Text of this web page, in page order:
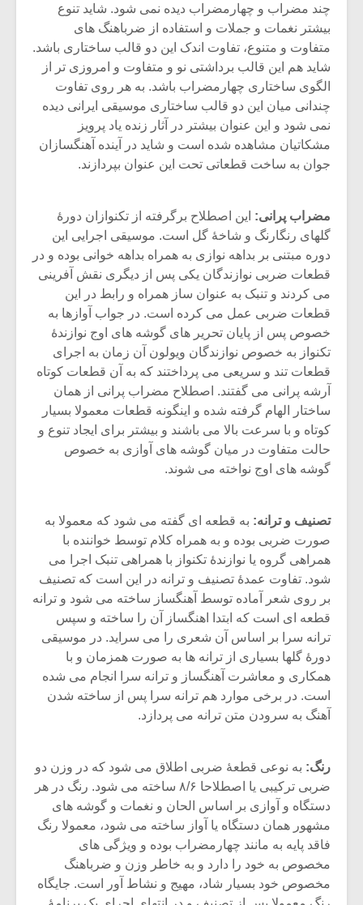
چند مضراب و چهارمضراب دیده نمی شود. شاید تنوع
بیشتر نغمات و جملات و استفاده از ضرباهنگ های
متفاوت و متنوع، تفاوت اندک این دو قالب ساختاری باشد.
شاید هم این قالب برداشتی نو و متفاوت و امروزی تر از
الگوی ساختاری چهارمضراب باشد. به هر روی تفاوت
چندانی میان این دو قالب ساختاری موسیقی ایرانی دیده
نمی شود و این عنوان بیشتر در آثار زنده یاد پرویز
مشکاتیان مشاهده شده است و شاید در آینده آهنگسازان
جوان به ساخت قطعاتی تحت این عنوان بپردازند.
مضراب پرانی: این اصطلاح برگرفته از تکنوازان دورۀ
گلهای رنگارنگ و شاخۀ گل است. موسیقی اجرایی این
دوره مبتنی بر بداهه نوازی به همراه بداهه خوانی بوده و در
قطعات ضربی نوازندگان یکی پس از دیگری نقش آفرینی
می کردند و تنبک به عنوان ساز همراه و رابط در این
قطعات ضربی عمل می کرده است. در جواب آوازها به
خصوص پس از پایان تحریر های گوشه های اوج نوازندۀ
تکنواز به خصوص نوازندگان ویولون آن زمان به اجرای
قطعات تند و سریعی می پرداختند که به آن قطعات کوتاه
آرشه پرانی می گفتند. اصطلاح مضراب پرانی از همان
ساختار الهام گرفته شده و اینگونه قطعات معمولا بسیار
کوتاه و با سرعت بالا می باشند و بیشتر برای ایجاد تنوع و
حالت متفاوت در میان گوشه های آوازی به خصوص
گوشه های اوج نواخته می شوند.
تصنیف و ترانه: به قطعه ای گفته می شود که معمولا به
صورت ضربی بوده و به همراه کلام توسط خواننده با
همراهی گروه یا نوازندۀ تکنواز با همراهی تنبک اجرا می
شود. تفاوت عمدۀ تصنیف و ترانه در این است که تصنیف
بر روی شعر آماده توسط آهنگساز ساخته می شود و ترانه
قطعه ای است که ابتدا اهنگساز آن را ساخته و سپس
ترانه سرا بر اساس آن شعری را می سراید. در موسیقی
دورۀ گلها بسیاری از ترانه ها به صورت همزمان و با
همکاری و معاشرت آهنگساز و ترانه سرا انجام می شده
است. در برخی موارد هم ترانه سرا پس از ساخته شدن
آهنگ به سرودن متن ترانه می پردازد.
رنگ: به نوعی قطعۀ ضربی اطلاق می شود که در وزن دو
ضربی ترکیبی یا اصطلاحا ۸/۶ ساخته می شود. رنگ در هر
دستگاه و آوازی بر اساس الحان و نغمات و گوشه های
مشهور همان دستگاه یا آواز ساخته می شود، معمولا رنگ
فاقد پایه به مانند چهارمضراب بوده و ویژگی های
مخصوص به خود را دارد و به خاطر وزن و ضرباهنگ
مخصوص خود بسیار شاد، مهیج و نشاط آور است. جایگاه